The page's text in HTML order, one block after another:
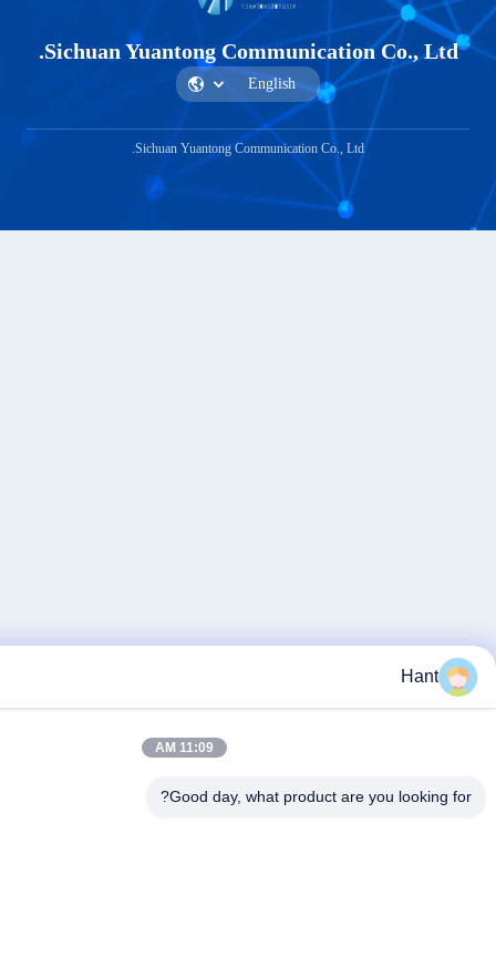
Sichuan Yuantong
Sichuan Yuantong Communication Co., Ltd.
Good day, what product are